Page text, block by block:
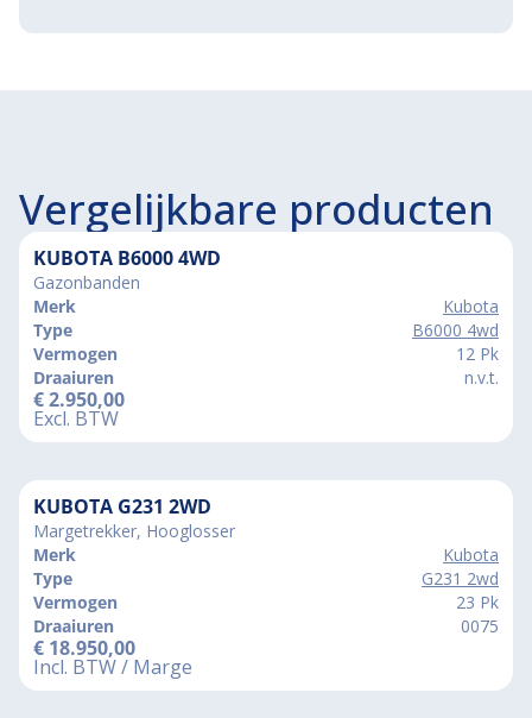
Vergelijkbare producten
KUBOTA B6000 4WD
Gazonbanden
Merk
Kubota
Type
B6000 4wd
Vermogen
12 Pk
Draaiuren
n.v.t.
€2.950,00
Excl. BTW
KUBOTA G231 2WD
Margetrekker, Hooglosser
Merk
Kubota
Type
G231 2wd
Vermogen
23 Pk
Draaiuren
0075
€ 18.950,00
Incl. BTW / Marge